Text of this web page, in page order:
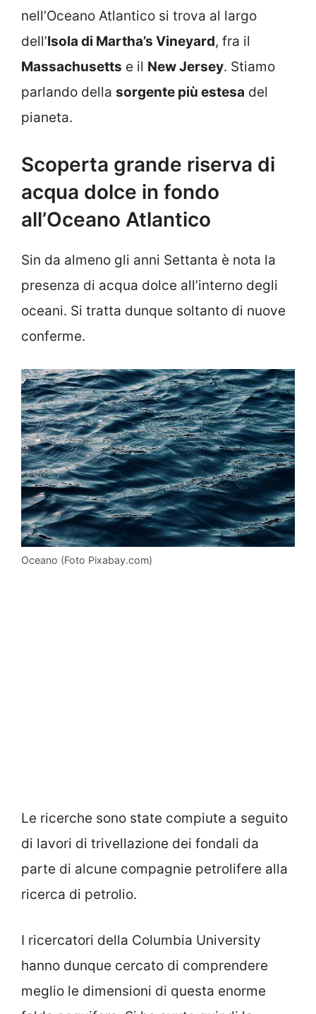
nell’Oceano Atlantico si trova al largo
dell’Isola di Martha’s Vineyard, fra il
Massachusetts e il New Jersey. Stiamo
parlando della sorgente più estesa del
pianeta.
Scoperta grande riserva di
acqua dolce in fondo
all’Oceano Atlantico
Sin da almeno gli anni Settanta è nota la
presenza di acqua dolce all’interno degli
oceani. Si tratta dunque soltanto di nuove
conferme.
Oceano (Foto Pixabay.com)
Le ricerche sono state compiute a seguito
di lavori di trivellazione dei fondali da
parte di alcune compagnie petrolifere alla
ricerca di petrolio.
I ricercatori della Columbia University
hanno dunque cercato di comprendere
meglio le dimensioni di questa enorme